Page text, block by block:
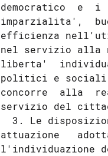
democratico  e
imparzialita',
efficienza
nel servizio alla
liberta'
politici e sociali,
concorre  alla
servizio del
3. Le
attuazione
l'individuazione